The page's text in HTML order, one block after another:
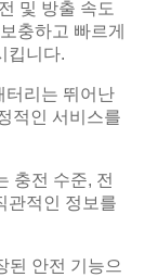
및 방출 속도
충하고 빠르게
킵니다.
터리는 뛰어난
적인 서비스를
충전 수준, 전
관적인 정보를
된 안전 기능으